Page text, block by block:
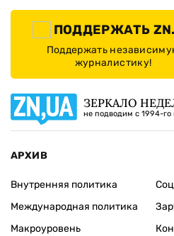
ПОДДЕРЖАТЬ
Поддержать
журналистику!
ЗЕРКАЛО
не подводим с 1994-го
АРХИВ
Внутренняя политика
Международная политика
Макроуровень